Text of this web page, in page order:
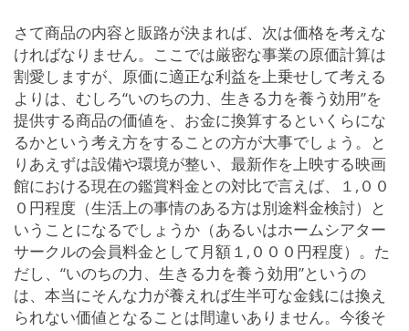
さて商品の内容と販路が決まれば、次は価格を考えな
ければなりません。ここでは厳密な事業の原価計算は
割愛しますが、原価に適正な利益を上乗せして考える
よりは、むしろ“いのちの力、生きる力を養う効用”を
提供する商品の価値を、お金に換算するといくらにな
るかという考え方をすることの方が大事でしょう。と
りあえずは設備や環境が整い、最新作を上映する映画
館における現在の鑑賞料金との対比で言えば、１,００
０円程度（生活上の事情のある方は別途料金検討）と
いうことになるでしょうか（あるいはホームシアター
サークルの会員料金として月額１,０００円程度）。た
だし、“いのちの力、生きる力を養う効用”というの
は、本当にそんな力が養えれば生半可な金銭には換え
られない価値となることは間違いありません。今後そ